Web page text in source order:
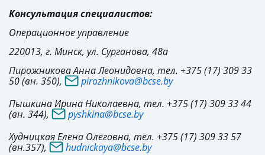
Консультация специалистов:
Операционное управление
220013, г. Минск, ул. Сурганова, 48а
Пирожникова Анна Леонидовна, тел. +375 (17) 309 33
50 (вн. 350),
pirozhnikova@bcse.by
Пышкина Ирина Николаевна, тел. +375 (17) 309 33 44
(вн. 344),
pyshkina@bcse.by
Худницкая Елена Олеговна, тел. +375 (17) 309 33 57
(вн.357),
hudnickaya@bcse.by